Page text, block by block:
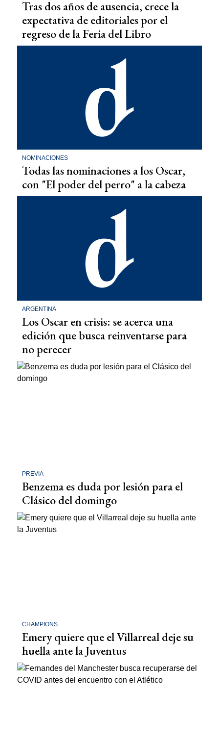
Tras dos años de ausencia, crece la
expectativa de editoriales por el
regreso de la Feria del Libro
NOMINACIONES
Todas las nominaciones a los Oscar,
con "El poder del perro" a la cabeza
ARGENTINA
Los Oscar en crisis: se acerca una
edición que busca reinventarse para
no perecer
PREVIA
Benzema es duda por lesión para el
Clásico del domingo
CHAMPIONS
Emery quiere que el Villarreal deje su
huella ante la Juventus